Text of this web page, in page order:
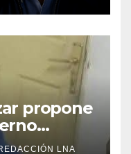
propone
de
LNA